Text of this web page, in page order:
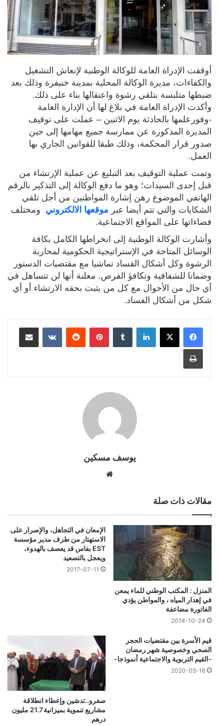
أوقفت الإدراة العامة للوكالة الوطنية لإنعاش التشغيل
والكفاءات، مديرة الوكالة المحلية بمدينة خنيفرة وذلك بعد
ضبطها متلبسة بتلقي رشوة واعتقالها بناء على ذلك.
وأكدت الإدراة العامة في بلاغ لها أن الإدارة العامة
-وفورعلمها بالحادثة يوم الاثنين – عملت على توقيف
المديرة المذكورة عن ممارسة جميع مهامها إلى حين
صدور قرار المحكمة، وذلك طبقا للقوانين الجاري بها
العمل.
وتمت عملية التوقيف بعد التبليغ عن عملية الإرتشاء من
قبل إحدى السيدات؛ وهو ما دفع الوكالة إلى التذكير بالرقم
الهاتفي الموضوع رهن إشارة المواطنين من أجل تلقي
الشكايات والتي تتم أيضا عبر موقعها الالكتروني ومختلف
فضاءاتها على المواقع الاجتماعية.
وأشارت الوكالة الوطنية إلى انخراطها الكامل بكافة
الوسائل المتاحة في الإستراتيجية الحكومية لمحاربة
الرشوة وكل أشكال الفساد تماشيا مع مقتضيات الدستور
وضمانا للشفافية وتكافؤ الفرص. معلنة أنها لن تتساهل في
أي حال من الأحوال مع كل من يثبت بحقه الارتشاء أو أي
شكل من أشكال الفساد.
لينكدإن بينتيريست مشاركة عبر البريد
طباعة
يوسف مسكين
مقالات ذات صلة
المنزل : المكتب الوطني للماء يمعن
في إهدار المياه ، والمواطن يؤدي
الفاتورة مضاعفة
2014-10-24
الإمعان في التجاهل، والإصرار على
الاستهتار من طرف مدير مؤسسة
EST بفاس قد يعصف بالهدوء،
ويعجل بالتصعيد
2017-07-11
قيم الأسرة بين مقتضيات الحجر
الصحي وخصوصية شهر رمضان
-القيم التربوية والاجتماعية أنموذجا-
2020-05-16
صفرو..تدشين وإعطاء انطلاقة
مشاريع تنموية بميزانية 21.7 مليون
درهم